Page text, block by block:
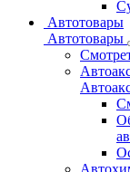
Автотовары
Автотовары